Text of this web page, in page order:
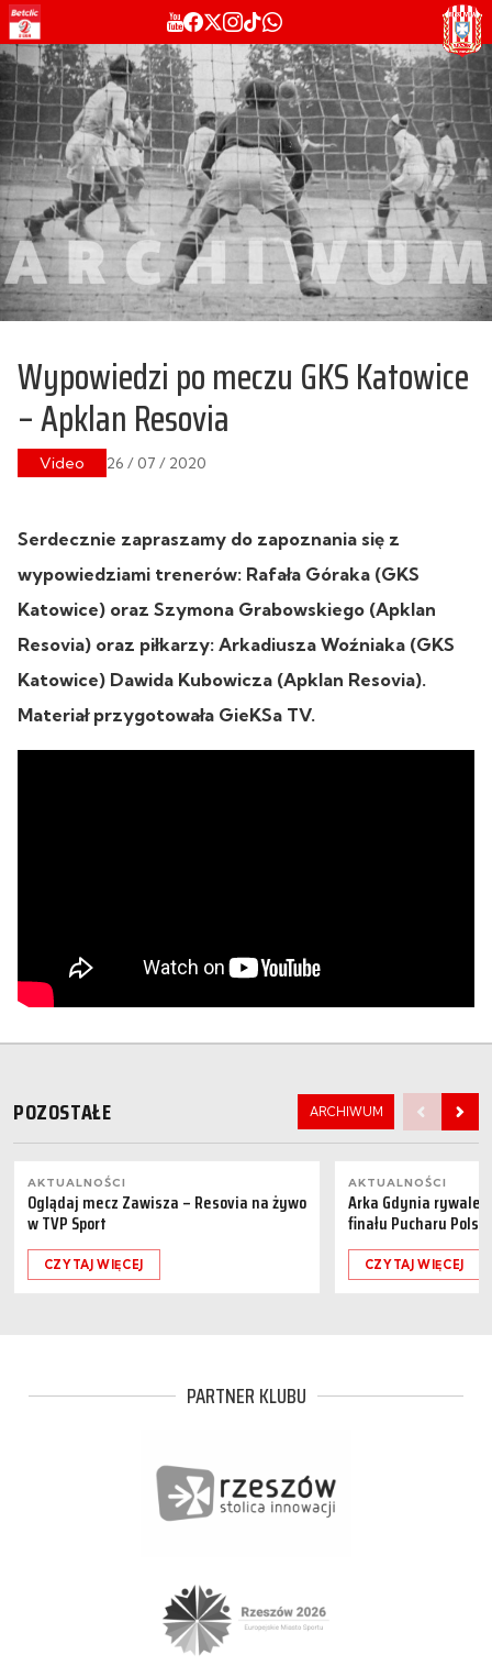
Wypowiedzi po meczu GKS Katowice
– Apklan Resovia
Video 26 / 07 / 2020
Serdecznie zapraszamy do zapoznania się z
wypowiedziami trenerów: Rafała Góraka (GKS
Katowice) oraz Szymona Grabowskiego (Apklan
Resovia) oraz piłkarzy: Arkadiusza Woźniaka (GKS
Katowice) Dawida Kubowicza (Apklan Resovia).
Materiał przygotowała GieKSa TV.
POZOSTAŁE ARCHIWUM
AKTUALNOŚCI
Oglądaj mecz Zawisza – Resovia na żywo
w TVP Sport
CZYTAJ WIĘCEJ
AKTUALNOŚCI
Arka Gdynia
finału Pucharu Polski
CZYTAJ WIĘCEJ
PARTNER KLUBU